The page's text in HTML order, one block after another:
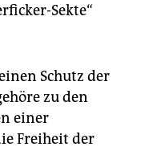
Sekte“
Schutz der
zu den
einer
Freiheit der